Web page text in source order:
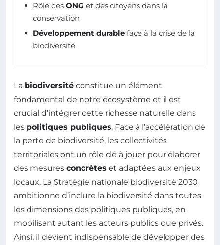
Rôle des ONG et des citoyens dans la
conservation
Développement durable face à la crise de la
biodiversité
La biodiversité constitue un élément
fondamental de notre écosystème et il est
crucial d’intégrer cette richesse naturelle dans
les politiques publiques. Face à l’accélération de
la perte de biodiversité, les collectivités
territoriales ont un rôle clé à jouer pour élaborer
des mesures concrètes et adaptées aux enjeux
locaux. La Stratégie nationale biodiversité 2030
ambitionne d’inclure la biodiversité dans toutes
les dimensions des politiques publiques, en
mobilisant autant les acteurs publics que privés.
Ainsi, il devient indispensable de développer des